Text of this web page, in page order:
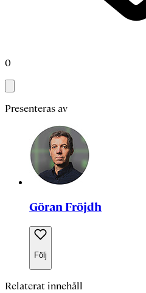
0
Presenteras av
Göran Fröjdh
Följ
Relaterat innehåll